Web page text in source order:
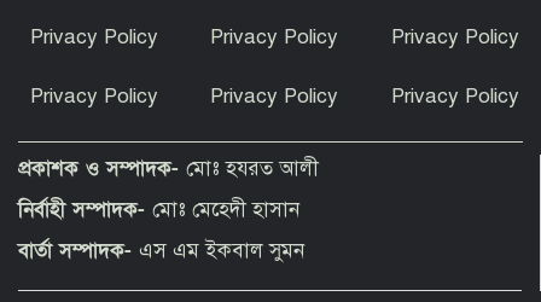
অভিনেত্রী?
ফুলছড়িতে গাঁজাসহ ৩ জনের কারাদণ্ড
Privacy Policy Privacy Policy Privacy Policy
Privacy Policy Privacy Policy Privacy Policy
প্রকাশক ও সম্পাদক- মোঃ হযরত আলী
নির্বাহী সম্পাদক- মোঃ মেহেদী হাসান
বার্তা সম্পাদক- এস এম ইকবাল সুমন